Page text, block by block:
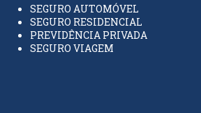
SEGURO AUTOMÓVEL
SEGURO RESIDENCIAL
PREVIDÊNCIA PRIVADA
SEGURO VIAGEM